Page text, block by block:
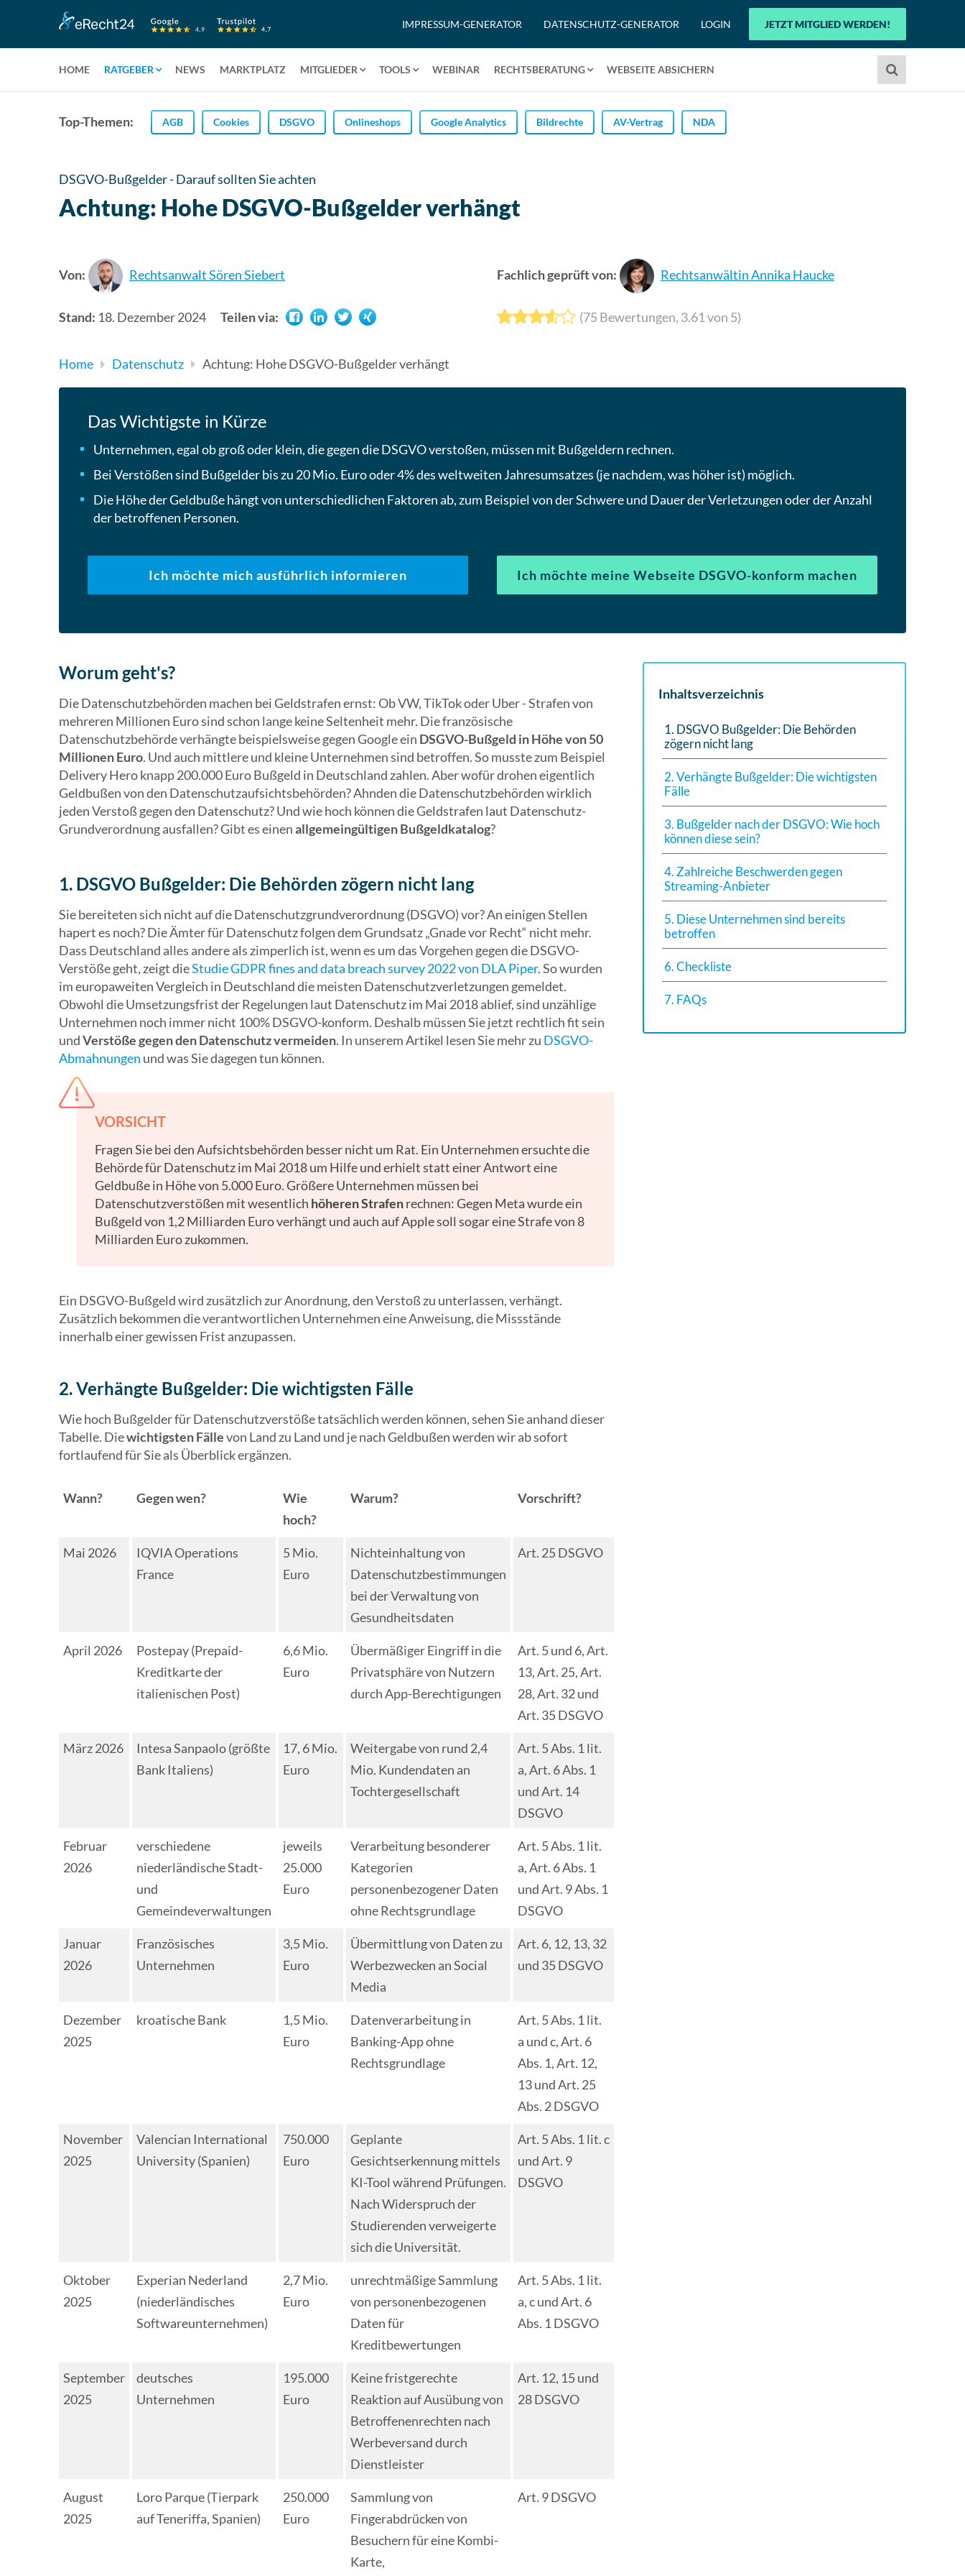
IMPRESSUM-GENERATOR DATENSCHUTZ-GENERATOR LOGIN JETZT MITGLIED WERDEN!
HOME RATGEBER NEWS MARKTPLATZ MITGLIEDER TOOLS WEBINAR RECHTSBERATUNG WEBSEITE ABSICHERN
Verwende
die
Suchergebnis
Top-Themen: AGB Cookies DSGVO Onlineshops Google Analytics Bildrechte AV-Vertrag NDA
DSGVO-Bußgelder - Darauf sollten Sie achten
Achtung: Hohe DSGVO-Bußgelder verhängt
Von: Rechtsanwalt Sören Siebert Fachlich geprüft von: Rechtsanwältin Annika Haucke
Stand: 18. Dezember 2024 Teilen via: (75 Bewertungen, 3.61von 5)
Home Datenschutz Achtung: Hohe DSGVO-Bußgelder verhängt
Das Wichtigste in Kürze
Unternehmen, egal ob groß oder klein, die gegen die DSGVO verstoßen, müssen mit Bußgeldern rechnen.
Bei Verstößen sind Bußgelder bis zu 20 Mio. Euro oder 4% des weltweiten Jahresumsatzes (je nachdem, was höher ist) möglich.
Die Höhe der Geldbuße hängt von unterschiedlichen Faktoren ab, zum Beispiel von der Schwere und Dauer der Verletzungen oder der Anzahl
der betroffenen Personen.
Ich möchte mich ausführlich informieren Ich möchte meine Webseite DSGVO-konform machen
Inhaltsverzeichnis
1. DSGVO Bußgelder: Die Behörden
zögern nicht lang
2. Verhängte Bußgelder: Die wichtigsten
Fälle
3. Bußgelder nach der DSGVO: Wie hoch
können diese sein?
4. Zahlreiche Beschwerden gegen
Streaming-Anbieter
5. Diese Unternehmen sind bereits
betroffen
6. Checkliste
7. FAQs
Worum geht's?
Die Datenschutzbehörden machen bei Geldstrafen ernst: Ob VW, TikTok oder Uber - Strafen von
mehreren Millionen Euro sind schon lange keine Seltenheit mehr. Die französische
Datenschutzbehörde verhängte beispielsweise gegen Google ein DSGVO-Bußgeld in Höhe von 50
Millionen Euro. Und auch mittlere und kleine Unternehmen sind betroffen. So musste zum Beispiel
Delivery Hero knapp 200.000 Euro Bußgeld in Deutschland zahlen. Aber wofür drohen eigentlich
Geldbußen von den Datenschutzaufsichtsbehörden? Ahnden die Datenschutzbehörden wirklich
jeden Verstoß gegen den Datenschutz? Und wie hoch können die Geldstrafen laut Datenschutz-
Grundverordnung ausfallen? Gibt es einenallgemeingültigen Bußgeldkatalog?
1. DSGVO Bußgelder: Die Behörden zögern nicht lang
Sie bereiteten sich nicht auf die Datenschutzgrundverordnung (DSGVO) vor? An einigen Stellen
hapert es noch? Die Ämter für Datenschutz folgen dem Grundsatz „Gnade vor Recht“ nicht mehr.
Dass Deutschland alles andere als zimperlich ist, wenn es um das Vorgehen gegen die DSGVO-
Verstöße geht, zeigt dieStudie GDPR fines and data breach survey 2022 von DLA Piper. So wurden
im europaweiten Vergleich in Deutschland die meisten Datenschutzverletzungen gemeldet.
Obwohl die Umsetzungsfrist der Regelungen laut Datenschutz im Mai 2018 ablief, sind unzählige
Unternehmen noch immer nicht 100% DSGVO-konform. Deshalb müssen Sie jetzt rechtlich fit sein
undVerstöße gegen den Datenschutz vermeiden. In unserem Artikel lesen Sie mehr zu DSGVO-
Abmahnungen und was Sie dagegen tun können.
VORSICHT
Fragen Sie bei den Aufsichtsbehörden besser nicht um Rat. Ein Unternehmen ersuchte die
Behörde für Datenschutz im Mai 2018 um Hilfe und erhielt statt einer Antwort eine
Geldbuße in Höhe von 5.000 Euro. Größere Unternehmen müssen bei
Datenschutzverstößen mit wesentlich höheren Strafenrechnen: Gegen Meta wurde ein
Bußgeld von 1,2 Milliarden Euro verhängt und auch auf Apple soll sogar eine Strafe von 8
Milliarden Euro zukommen.
Ein DSGVO-Bußgeld wird zusätzlich zur Anordnung, den Verstoß zu unterlassen, verhängt.
Zusätzlich bekommen die verantwortlichen Unternehmen eine Anweisung, die Missstände
innerhalb einer gewissen Frist anzupassen.
2. Verhängte Bußgelder: Die wichtigsten Fälle
Wie hoch Bußgelder für Datenschutzverstöße tatsächlich werden können, sehen Sie anhand dieser
Tabelle. Diewichtigsten Fällevon Land zu Land und je nach Geldbußen werden wir ab sofort
fortlaufend für Sie als Überblick ergänzen.
Wann? Gegen wen?
Wie
hoch?
Warum? Vorschrift?
Mai 2026
IQVIA Operations
France
5 Mio.
Euro
Nichteinhaltung von
Datenschutzbestimmungen
bei der Verwaltung von
Gesundheitsdaten
Art. 25 DSGVO
April 2026
Postepay (Prepaid-
Kreditkarte der
italienischen Post)
6,6 Mio.
Euro
Übermäßiger Eingriff in die
Privatsphäre von Nutzern
durch App-Berechtigungen
Art. 5 und 6, Art.
13, Art. 25, Art.
28, Art. 32 und
Art. 35 DSGVO
März 2026
Intesa Sanpaolo (größte
Bank Italiens)
17, 6 Mio.
Euro
Weitergabe von rund 2,4
Mio. Kundendaten an
Tochtergesellschaft
Art. 5 Abs. 1 lit.
a, Art. 6 Abs. 1
und Art. 14
DSGVO
Februar
2026
verschiedene
niederländische Stadt-
und
Gemeindeverwaltungen
jeweils
25.000
Euro
Verarbeitung besonderer
Kategorien
personenbezogener Daten
ohne Rechtsgrundlage
Art. 5 Abs. 1 lit.
a, Art. 6 Abs. 1
und Art. 9 Abs. 1
DSGVO
Januar
2026
Französisches
Unternehmen
3,5 Mio.
Euro
Übermittlung von Daten zu
Werbezwecken an Social
Media
Art. 6, 12, 13, 32
und 35 DSGVO
Dezember
2025
kroatische Bank
1,5 Mio.
Euro
Datenverarbeitung in
Banking-App ohne
Rechtsgrundlage
Art. 5 Abs. 1 lit.
a und c, Art. 6
Abs. 1, Art. 12,
13 und Art. 25
Abs. 2 DSGVO
November
2025
Valencian International
University (Spanien)
750.000
Euro
Geplante
Gesichtserkennung mittels
KI-Tool während Prüfungen.
Nach Widerspruch der
Studierenden verweigerte
sich die Universität.
Art. 5 Abs. 1 lit. c
und Art. 9
DSGVO
Oktober
2025
Experian Nederland
(niederländisches
Softwareunternehmen)
2,7 Mio.
Euro
unrechtmäßige Sammlung
von personenbezogenen
Daten für
Kreditbewertungen
Art. 5 Abs. 1 lit.
a, c und Art. 6
Abs. 1 DSGVO
September
2025
deutsches
Unternehmen
195.000
Euro
Keine fristgerechte
Reaktion auf Ausübung von
Betroffenenrechten nach
Werbeversand durch
Dienstleister
Art. 12, 15 und
28 DSGVO
August
2025
Loro Parque (Tierpark
auf Teneriffa, Spanien)
250.000
Euro
Sammlung von
Fingerabdrücken von
Besuchern für eine Kombi-
Karte,
Art. 9 DSGVO